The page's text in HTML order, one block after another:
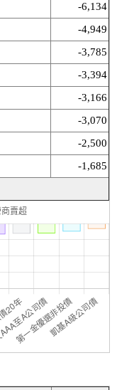
-6,134
-4,949
-3,785
-3,394
-3,166
-3,070
-2,500
-1,685